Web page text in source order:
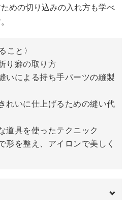
をつける
めの切り込みの入れ方も学べ
こと〉
り癖の取り方
いによる持ち手パーツの縫製
れいに仕上げるための縫い代
道具を使ったテクニック
形を整え、アイロンで美しく